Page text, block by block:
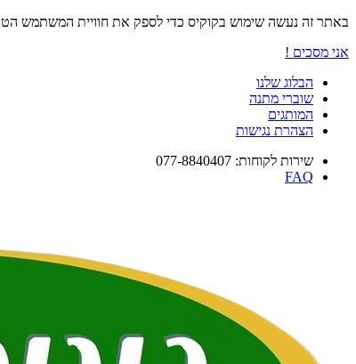
באתר זה נעשה שימוש בקוקיס כדי לספק את חוויית המשתמש
אני מסכים !
הבלוג שלנו
שוברי מתנה
המותגים
הצהרת נגישות
שירות לקוחות: 077-8840407
FAQ